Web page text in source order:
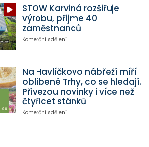
STOW Karviná rozšiřuje
výrobu, přijme 40
zaměstnanců
Komerční sdělení
Na Havlíčkovo nábřeží míří
oblíbené Trhy, co se hledají.
Přivezou novinky i více než
čtyřicet stánků
Komerční sdělení